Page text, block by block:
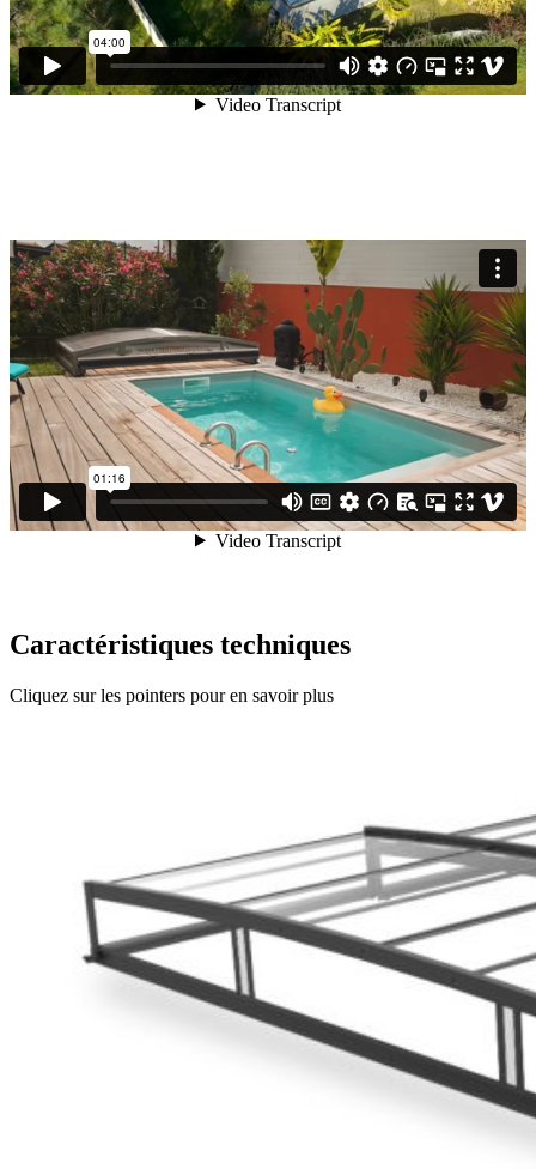
Caractéristiques techniques
Cliquez sur les pointers pour en savoir plus